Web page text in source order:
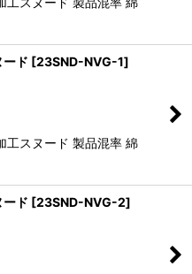
ド [23SND-NVG-1]
工スヌード 製品混率 綿
ド [23SND-NVG-2]